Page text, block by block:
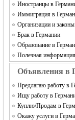
Иностранцы в
Иммиграция в
Организации и
Брак в Германии
Образование в
Полезная
Объявления в
Предлагаю работу в
Ищу работу в
Куплю/Продам в
Окажу услуги в